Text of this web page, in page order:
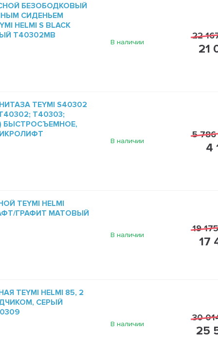
БЕЗОБОДКОВЫЙ
СИДЕНЬЕМ
HELMI S BLACK
T40302MB
В наличии
22
21
TEYMI S40302
T40303;
БЫСТРОСЪЕМНОЕ,
В наличии
5 786
4
TEYMI HELMI
ГРАФИТ МАТОВЫЙ
В наличии
19
17
TEYMI HELMI 85, 2
СЕРЫЙ
В наличии
30
25